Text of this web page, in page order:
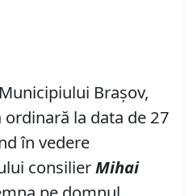
Brașov,
la data de 27
în vedere
consilierMihai